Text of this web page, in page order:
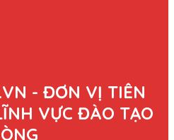
- ĐƠN VỊ TIÊN
VỰC ĐÀO TẠO